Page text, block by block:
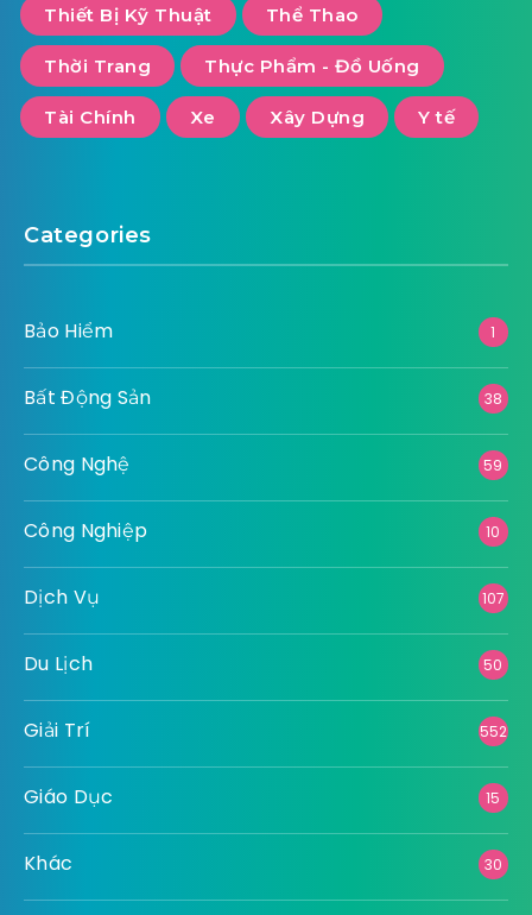
Thiết Bị Kỹ Thuật Thể Thao
Thời Trang Thực Phẩm - Đồ Uống
Tài Chính Xe Xây Dựng Y tế
Categories
Bảo Hiểm 1
Bất Động Sản 38
Công Nghệ 59
Công Nghiệp 10
Dịch Vụ 107
Du Lịch 50
Giải Trí 552
Giáo Dục 15
Khác 30